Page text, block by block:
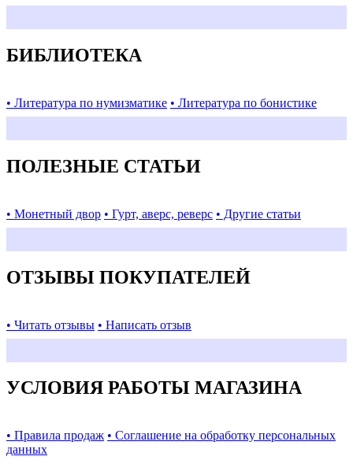
БИБЛИОТЕКА
• Литература по нумизматике • Литература по бонистике
ПОЛЕЗНЫЕ СТАТЬИ
• Монетный двор • Гурт, аверс, реверс • Другие статьи
ОТЗЫВЫ ПОКУПАТЕЛЕЙ
• Читать отзывы • Написать отзыв
УСЛОВИЯ РАБОТЫ МАГАЗИНА
• Правила продаж • Соглашение на обработку персональных
данных